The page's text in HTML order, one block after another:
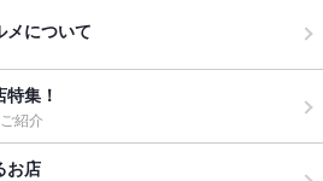
メについて
集！
紹介
お店